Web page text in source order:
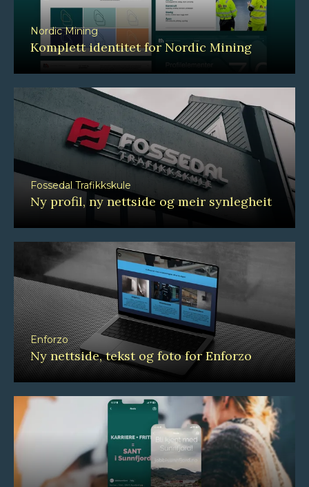
Nordic Mining
Komplett identitet for Nordic Mining
Fossedal Trafikkskule
Ny profil, ny nettside og meir synlegheit
Enforzo
Ny nettside, tekst og foto for Enforzo